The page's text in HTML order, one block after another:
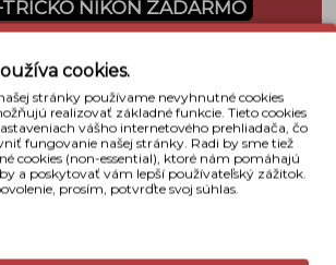
NIKON ZADARMO
tričko s tvojím menom
Nikkor – zdarma.
tričko →
Nikon F
cookies.
stránky používame nevyhnutné cookies
realizovať základné funkcie. Tieto cookies
vášho internetového prehliadača, čo
fungovanie našej stránky. Radi by sme tiež
cookies (non-essential), ktoré nám pomáhajú
a poskytovať vám lepší používateľský zážitok.
prosím, potvrďte svoj súhlas.